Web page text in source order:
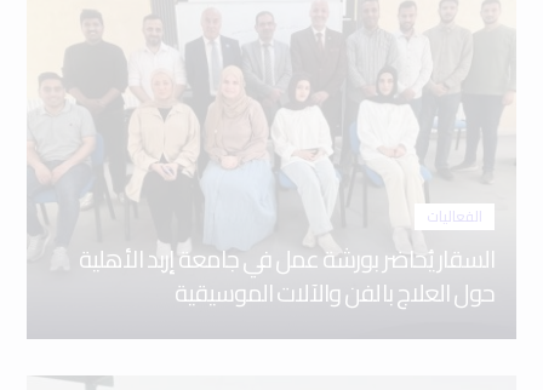
الفعاليات
السقار يُحاضر بورشة عمل في جامعة إربد الأهلية
حول العلاج بالفن والآلات الموسيقية